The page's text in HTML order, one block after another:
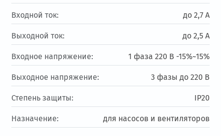
Входной ток: до 2,7 А
Выходной ток: до 2,5 А
Входное напряжение: 1 фаза 220 В -15%~15%
Выходное напряжение: 3 фазы до 220 В
Степень защиты: IP20
Назначение: для насосов и вентиляторов